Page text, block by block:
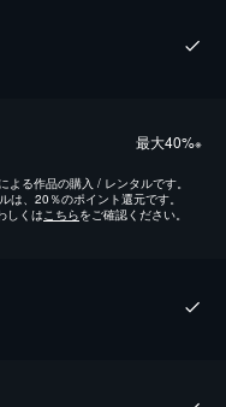
最⼤40%※
る作品の購入 / レンタルです。
、20％のポイント還元です。
しくはこちらをご確認ください。